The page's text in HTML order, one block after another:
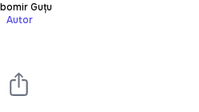
Guțu
Autor